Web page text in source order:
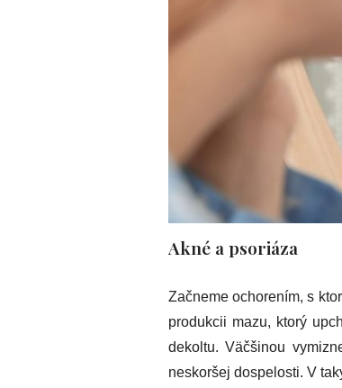
Akné a psoriáza
Začneme ochorením, s
produkcii mazu, ktorý
dekoltu. Väčšinou
neskoršej dospelosti. V